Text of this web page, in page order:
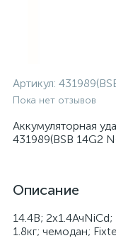
Артикул:
Пока нет отзывов
Аккумуляторная
431989(BSB 14G2
Описание
14.4В;
1.8кг; чемодан;